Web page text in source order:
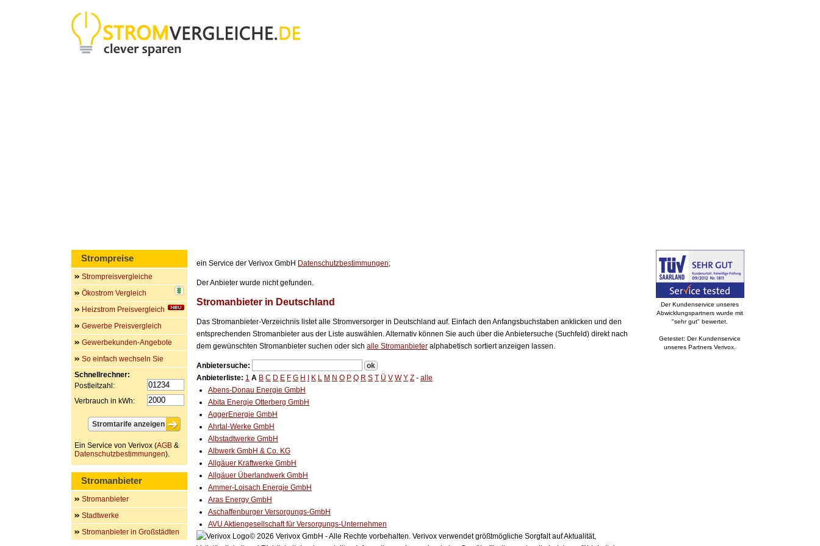
ein Service der Verivox GmbH Datenschutzbestimmungen;
Der Anbieter wurde nicht gefunden.
Stromanbieter in Deutschland
Das Stromanbieter-Verzeichnis listet alle Stromversorger in Deutschland auf. Einfach den Anfangsbuchstaben anklicken und den
entsprechenden Stromanbieter aus der Liste auswählen. Alternativ können Sie auch über die Anbietersuche (Suchfeld) direkt nach
dem gewünschten Stromanbieter suchen oder sich alle Stromanbieter alphabetisch sortiert anzeigen lassen.
Anbietersuche:
Anbieterliste: 1 A B C D E F G H K L M N O P Q R S T Ü V W Y Z - alle
Abens-Donau Energie GmbH
Abita Energie Otterberg GmbH
AggerEnergie GmbH
Ahrtal-Werke GmbH
Albstadtwerke GmbH
Albwerk GmbH & Co. KG
Allgäuer Kraftwerke GmbH
Allgäuer Überlandwerk GmbH
Ammer-Loisach Energie GmbH
Aras Energy GmbH
Aschaffenburger Versorgungs-GmbH
AVU Aktiengesellschaft für Versorgungs-Unternehmen
© 2026 Verivox GmbH - Alle Rechte vorbehalten. Verivox verwendet größtmögliche Sorgfalt auf Aktualität,
Strompreise
Strompreisvergleiche
Ökostrom Vergleich
Heizstrom Preisvergleich
Gewerbe Preisvergleich
Gewerbekunden-Angebote
So einfach wechseln Sie
Schnellrechner:
Postleitzahl:
Verbrauch in kWh:
Ein Service von Verivox (AGB &
Datenschutzbestimmungen).
Stromanbieter
Stromanbieter
Stadtwerke
Stromanbieter in Großstädten
Der Kundenservice unseres
Abwicklungspartners wurde mit
"sehr gut" bewertet.
Getestet: Der Kundenservice
unseres Partners Verivox.